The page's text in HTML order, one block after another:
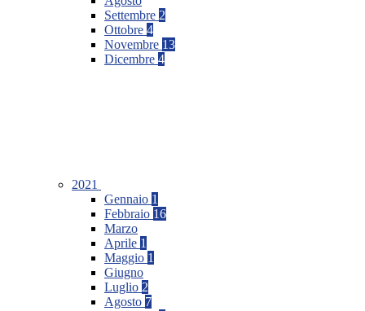
Settembre 2
Ottobre 4
Novembre 13
Dicembre 4
2021
Gennaio 1
Febbraio 16
Marzo
Aprile 1
Maggio 1
Giugno
Luglio 2
Agosto 7